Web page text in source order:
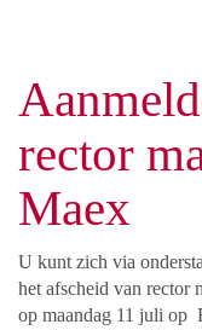
rector
Maex
U kunt zich via
het afscheid van rector
op maandag 11 juli op